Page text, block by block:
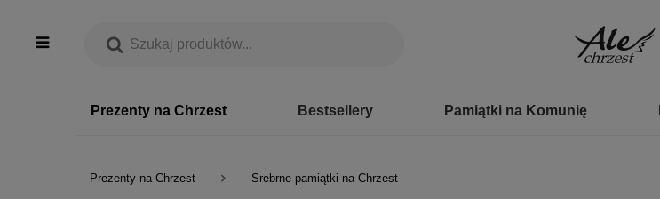
Prezenty na Chrzest Bestsellery Pamiątki na Komunię
Prezenty na Chrzest Srebrne pamiątki na Chrzest